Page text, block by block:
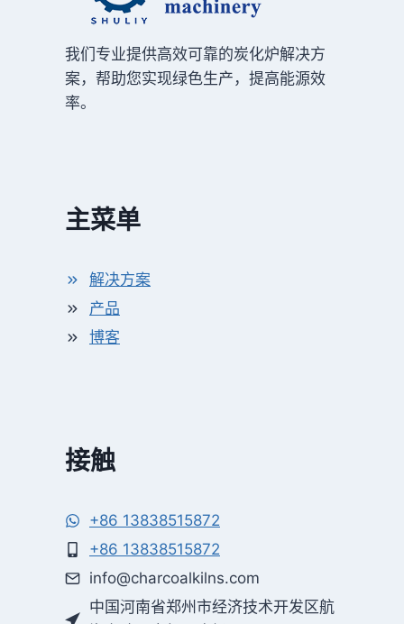
我们专业提供高效可靠的炭化炉解决方
案，帮助您实现绿色生产，提高能源效
率。
主菜单
解决方案
产品
博客
接触
+86 13838515872
+86 13838515872
info@charcoalkilns.com
中国河南省郑州市经济技术开发区航